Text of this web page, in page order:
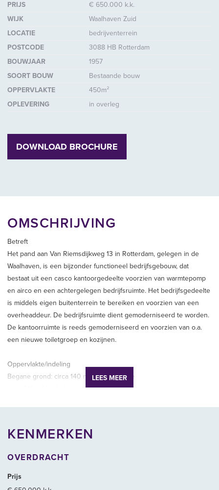
PRIJS
€ 650.000 k.k.
WIJK
Waalhaven Zuid
LOCATIE
bedrijventerrein
POSTCODE
3088 HB Rotterdam
BOUWJAAR
1957
SOORT BOUW
Bestaande bouw
OPPERVLAKTE
450m²
OPLEVERING
in overleg
DOWNLOAD BROCHURE
OMSCHRIJVING
Betreft
Het pand aan Van Riemsdijkweg 13 in Rotterdam, gelegen in de
Waalhaven, is een bijzonder functioneel bedrijfsgebouw, dat
bestaat uit een casco kantoorgedeelte voorzien van warmtepomp
en airco en een achtergelegen bedrijfsruimte. Het bedrijfsgedeelte
is middels eigen buitenterrein te bereiken en voorzien van een
overheaddeur. De bedrijfsruimte dient gemoderniseerd te worden.
De kantoorruimte is reeds gemoderniseerd en voorzien van o.a.
een nieuwe toiletgroep en kozijnen.
Oppervlakte/indeling
Begane grond: circa 140 m² kantoorruimte
circa 310 m² bedrijfsruimte
Kadastrale gegevens
De jaarlijkse canon bedraagt € 10.840,-
Parkeren
LEES MEER
KENMERKEN
OVERDRACHT
Prijs